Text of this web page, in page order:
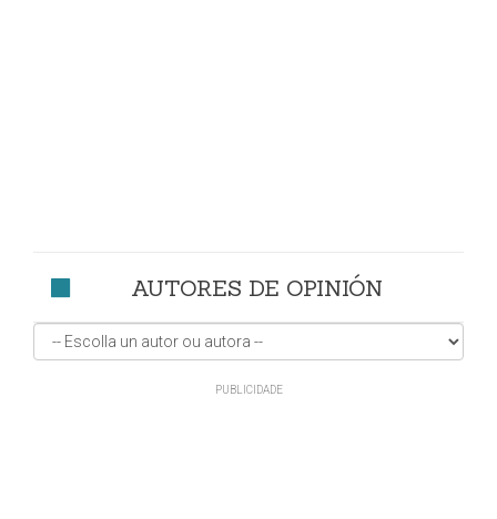
AUTORES DE OPINIÓN